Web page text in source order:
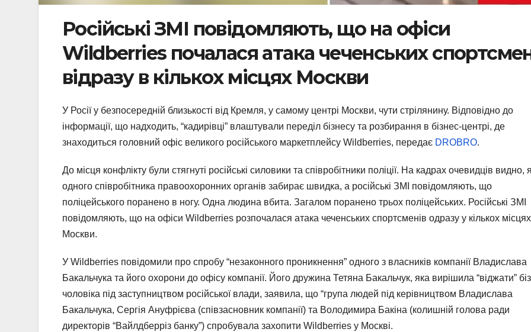
Російські ЗМІ повідомляють, що на офіси
Wildberries почалася атака чеченських
відразу в кількох місцях Москви
У Росії у безпосередній близькості від Кремля, у самому центрі Москви, чути стрілянину. Відповідно до
інформації, що надходить, “кадирівці” влаштували переділ бізнесу та розбирання в бізнес-центрі, де
знаходиться головний офіс великого російського маркетплейсу Wildberries, передає DROBRO.
До місця конфлікту були стягнуті російські силовики та співробітники поліції. На кадрах очевидців видно,
одного співробітника правоохоронних органів забирає швидка, а російські ЗМІ повідомляють, що
поліцейського поранено в ногу. Одна людина вбита. Загалом поранено трьох поліцейських. Російські ЗМІ
повідомляють, що на офіси Wildberries розпочалася атака чеченських спортсменів одразу у кількох місцях
Москви.
У Wildberries повідомили про спробу “незаконного проникнення” одного з власників компанії Владислава
Бакальчука та його охорони до офісу компанії. Його дружина Тетяна Бакальчук, яка вирішила “віджати”
чоловіка під заступництвом російської влади, заявила, що “група людей під керівництвом Владислава
Бакальчука, Сергія Ануфрієва (співзасновник компанії) та Володимира Бакіна (колишній голова ради
директорів “Вайлдберріз банку”) спробувала захопити Wildberries у Москві.